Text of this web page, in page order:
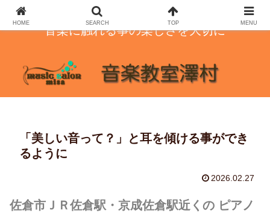
音楽に触れる事の楽しさを大切に
「美しい音って？」と耳を傾ける事ができ
るように
2026.02.27
佐倉市ＪＲ佐倉駅・京成佐倉駅近くの ピアノ
HOME SEARCH TOP MENU